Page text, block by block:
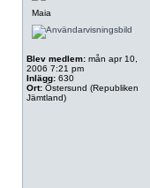
Maia
Blev medlem: mån apr 10,
2006 7:21 pm
Inlägg: 630
Ort: Östersund (Republiken
Jämtland)